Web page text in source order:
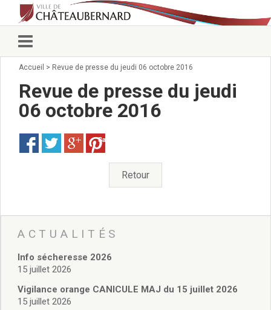
Vie municipale
Conseillers municipaux
Commissions 2026
Arrêtés du Maire
Services municipaux
Pour venir nous voir
administratives
Services Techniques
Affaires Scolaires
Vie associative
Police Municipale/règlementation
Cimetière/réglementation funéraire
Accueil > Revue de presse du jeudi 06 octobre 2016
Revue de presse du jeudi
06 octobre 2016
Save
Retour
ACTUALITÉS
Info sécheresse 2026
15 juillet 2026
Vigilance orange CANICULE MAJ du 15 juillet 2026
15 juillet 2026